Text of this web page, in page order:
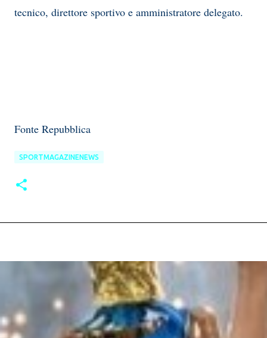
tecnico, direttore sportivo e amministratore delegato.
Fonte Repubblica
SPORTMAGAZINENEWS